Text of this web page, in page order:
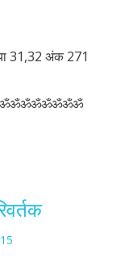
31,32 अंक 271